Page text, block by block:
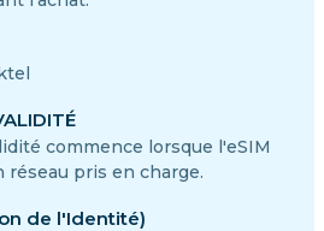
commence lorsque l'eSIM
réseau pris en charge.
de l'Identité)